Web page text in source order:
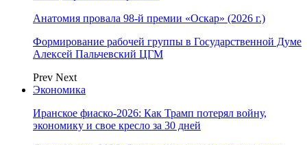
Анатомия провала 98-й премии «Оскар» (2026 г.)
Формирование рабочей группы в Государственной Думе
Алексей Пальчевский ЦГМ
Prev Next
Экономика
Иранское фиаско-2026: Как Трамп потерял войну,
экономику и свое кресло за 30 дней